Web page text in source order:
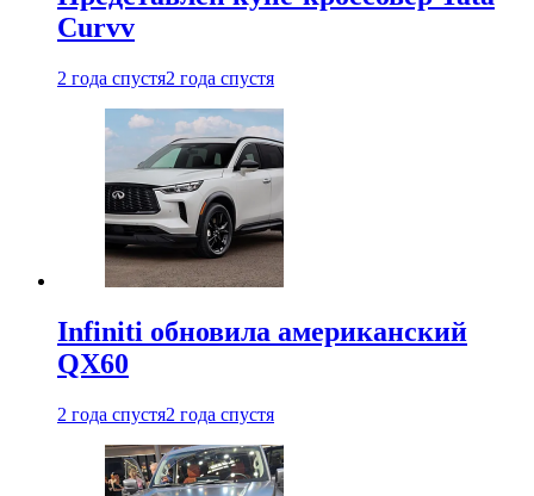
Curvv
2 года спустя2 года спустя
Infiniti обновила американский
QX60
2 года спустя2 года спустя